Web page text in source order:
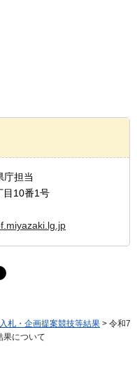
庁担当
10番1号
入札・企画提案競技等結果 > 令和7
果について